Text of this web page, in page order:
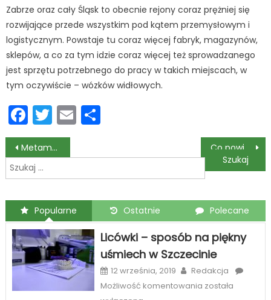
Zabrze oraz cały Śląsk to obecnie rejony coraz prężniej się
rozwijające przede wszystkim pod kątem przemysłowym i
logistycznym. Powstaje tu coraz więcej fabryk, magazynów,
sklepów, a co za tym idzie coraz więcej też sprowadzanego
jest sprzętu potrzebnego do pracy w takich miejscach, w
tym oczywiście – wózków widłowych.
Facebook
Twitter
Email
Nawigacja
wpisu
Metamorfoza uśmiechu
Szukaj:
Popularne Ostatnie Polecane
Licówki – sposób na piękny
uśmiech w Szczecinie
12 września, 2019
Redakcja
Możliwość komentowania Licówki
została